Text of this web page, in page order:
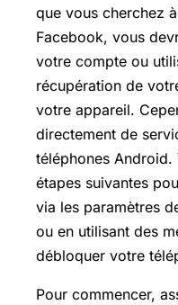
que vous cherchez
Facebook, vous
votre compte ou
récupération de
votre appareil.
directement de
téléphones Android.
étapes suivantes
via les paramètres
ou en utilisant des
débloquer votre
Pour commencer,